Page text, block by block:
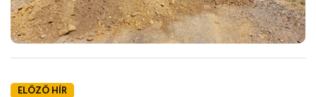
ELŐZŐ HÍR